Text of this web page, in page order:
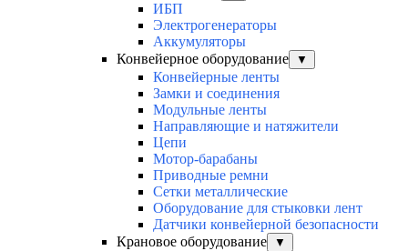
ИБП
Электрогенераторы
Аккумуляторы
Конвейерное оборудование
▼
Конвейерные ленты
Замки и соединения
Модульные ленты
Направляющие и натяжители
Цепи
Мотор-барабаны
Приводные ремни
Сетки металлические
Оборудование для стыковки лент
Датчики конвейерной безопасности
Крановое оборудование
▼